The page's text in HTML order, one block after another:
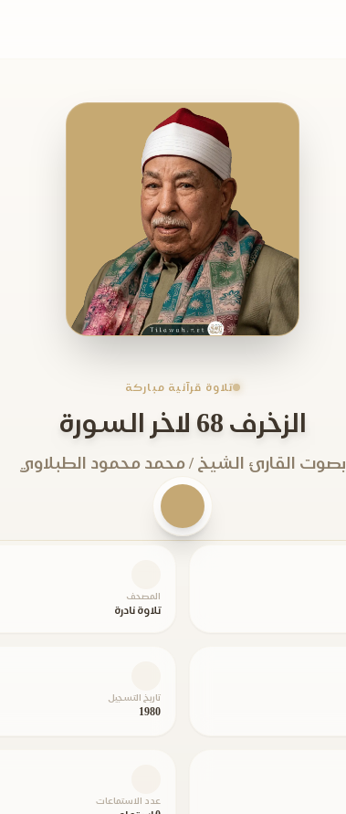
تلاوة قرآنية مباركة
الزخرف 68 لاخر السورة
بصوت القارئ الشيخ / محمد محمود الطبلاوي
المصحف
تلاوة نادرة
تاريخ التسجيل
1980
عدد الاستماعات